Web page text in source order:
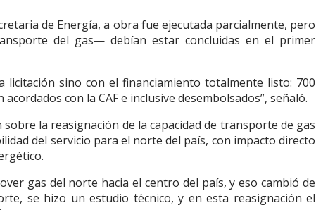
de Energía, a obra fue ejecutada parcialmente, pero
del gas— debían estar concluidas en el primer
sino con el financiamiento totalmente listo: 700
con la CAF e inclusive desembolsados”, señaló.
la reasignación de la capacidad de transporte de gas
del servicio para el norte del país, con impacto directo
gas del norte hacia el centro del país, y eso cambió de
se hizo un estudio técnico, y en esta reasignación el